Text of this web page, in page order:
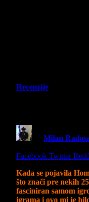
Recenzije
Milan
Facebook Twitter
Kada se pojavila
što znači pre nekih
fasciniran samom
igrama i ovo mi je